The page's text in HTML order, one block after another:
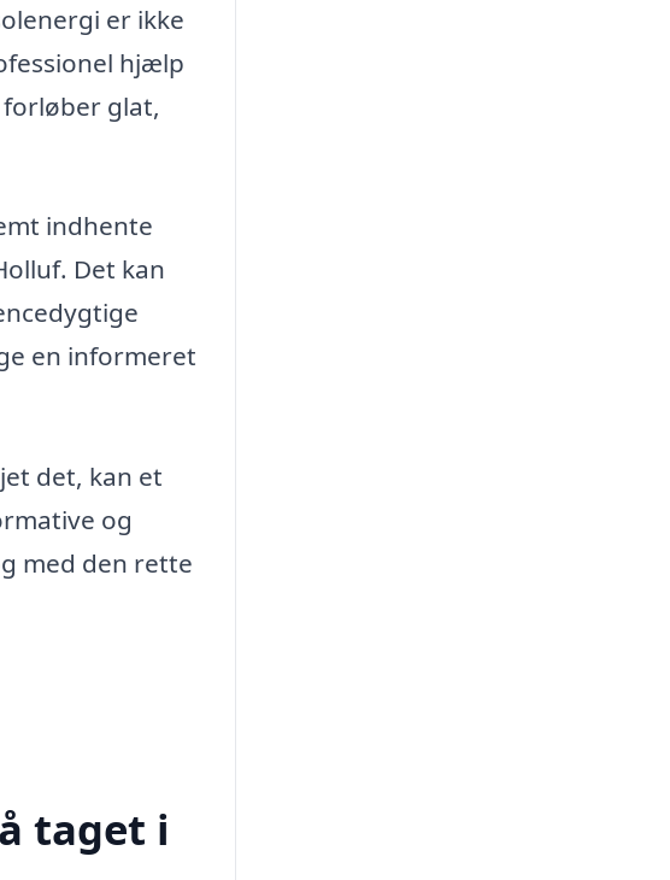
er ikke
hjælp
glat,
indhente
Det kan
en informeret
det, kan et
og
med den rette
taget i